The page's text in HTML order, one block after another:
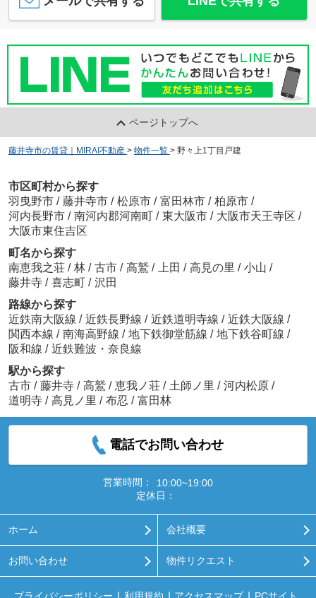
ページトップへ
藤井寺市の賃貸｜MIRAI不動産 > 物件一覧 > 野々上1丁目戸建
市区町村から探す
羽曳野市 / 藤井寺市 / 松原市 / 富田林市 / 柏原市 /
河内長野市 / 南河内郡河南町 / 東大阪市 / 大阪市天王寺区 /
大阪市東住吉区
町名から探す
南恵我之荘 / 林 / 古市 / 高鷲 / 上田 / 高見の里 / 小山 /
藤井寺 / 喜志町 / 沢田
路線から探す
近鉄南大阪線 / 近鉄長野線 / 近鉄道明寺線 / 近鉄大阪線 /
関西本線 / 南海高野線 / 地下鉄御堂筋線 / 地下鉄谷町線 /
阪和線 / 近鉄難波・奈良線
駅から探す
古市 / 藤井寺 / 高鷲 / 恵我ノ荘 / 土師ノ里 / 河内松原 /
道明寺 / 高見ノ里 / 布忍 / 富田林
電話でお問い合わせ
営業時間：
10:00~19:00
定休日：
ホーム 会社概要
お問い合わせ 物件リクエスト